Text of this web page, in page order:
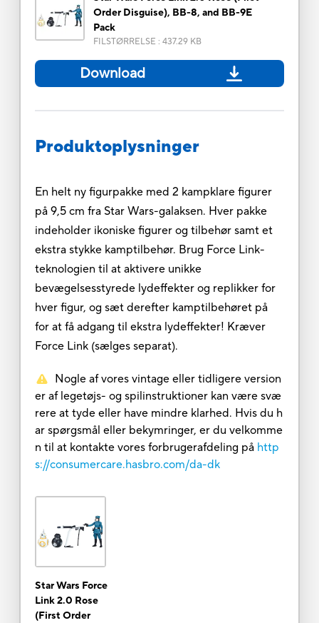
Order Disguise), BB-8, and BB-9E
Pack
FILSTØRRELSE : 437.29 KB
Download
Produktoplysninger
En helt ny figurpakke med 2 kampklare figurer
på 9,5 cm fra Star Wars-galaksen. Hver pakke
indeholder ikoniske figurer og tilbehør samt et
ekstra stykke kamptilbehør. Brug Force Link-
teknologien til at aktivere unikke
bevægelsesstyrede lydeffekter og replikker for
hver figur, og sæt derefter kamptilbehøret på
for at få adgang til ekstra lydeffekter! Kræver
Force Link (sælges separat).
Nogle af vores vintage eller tidligere version
er af legetøjs- og spilinstruktioner kan være svæ
rere at tyde eller have mindre klarhed. Hvis du h
ar spørgsmål eller bekymringer, er du velkomme
n til at kontakte vores forbrugerafdeling på http
s://consumercare.hasbro.com/da-dk
Star Wars Force
Link 2.0 Rose
(First Order